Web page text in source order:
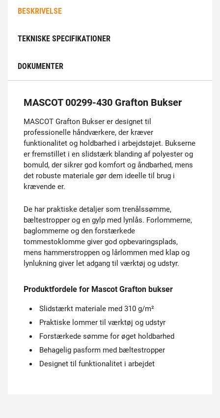
BESKRIVELSE
TEKNISKE SPECIFIKATIONER
DOKUMENTER
MASCOT 00299-430 Grafton Bukser
MASCOT Grafton Bukser er designet til
professionelle håndværkere, der kræver
funktionalitet og holdbarhed i arbejdstøjet. Bukserne
er fremstillet i en slidstærk blanding af polyester og
bomuld, der sikrer god komfort og åndbarhed, mens
det robuste materiale gør dem ideelle til brug i
krævende er.
De har praktiske detaljer som trenålssømme,
bæltestropper og en gylp med lynlås. Forlommerne,
baglommerne og den forstærkede
tommestoklomme giver god opbevaringsplads,
mens hammerstroppen og lårlommen med klap og
lynlukning giver let adgang til værktøj og udstyr.
Produktfordele for Mascot Grafton bukser
Slidstærkt materiale med 310 g/m²
Praktiske lommer til værktøj og udstyr
Forstærkede sømme for øget holdbarhed
Behagelig pasform med bæltestropper
Designet til funktionalitet i arbejdet